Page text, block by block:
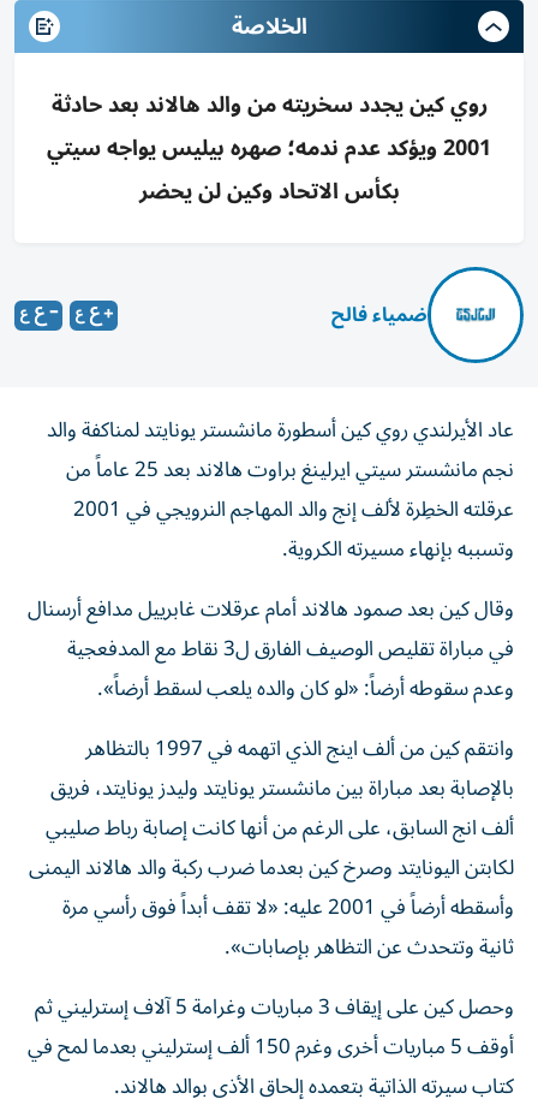
الخلاصة
روي كين يجدد سخريته من والد هالاند بعد حادثة
2001 ويؤكد عدم ندمه؛ صهره بيليس يواجه سيتي
بكأس الاتحاد وكين لن يحضر
ضمياء فالح
عاد الأيرلندي روي كين أسطورة مانشستر يونايتد لمناكفة والد
نجم مانشستر سيتي ايرلينغ براوت هالاند بعد 25 عاماً من
عرقلته الخطِرة لألف إنج والد المهاجم النرويجي في 2001
وتسببه بإنهاء مسيرته الكروية.
وقال كين بعد صمود هالاند أمام عرقلات غابرييل مدافع أرسنال
في مباراة تقليص الوصيف الفارق ل3 نقاط مع المدفعجية
وعدم سقوطه أرضاً: «لو كان والده يلعب لسقط أرضاً».
وانتقم كين من ألف اينج الذي اتهمه في 1997 بالتظاهر
بالإصابة بعد مباراة بين مانشستر يونايتد وليدز يونايتد، فريق
ألف انج السابق، على الرغم من أنها كانت إصابة رباط صليبي
لكابتن اليونايتد وصرخ كين بعدما ضرب ركبة والد هالاند اليمنى
وأسقطه أرضاً في 2001 عليه: «لا تقف أبداً فوق رأسي مرة
ثانية وتتحدث عن التظاهر بإصابات».
وحصل كين على إيقاف 3 مباريات وغرامة 5 آلاف إسترليني ثم
أوقف 5 مباريات أخرى وغرم 150 ألف إسترليني بعدما لمح في
كتاب سيرته الذاتية بتعمده إلحاق الأذى بوالد هالاند.